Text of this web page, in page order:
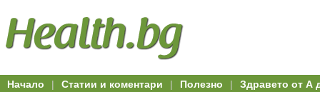
Всички
офети
за
Hitro.bg
пазаруване
изгодни
оферти
50+
начало
Клуб
Начало | Статии и коментари | Полезно | Здравето от А